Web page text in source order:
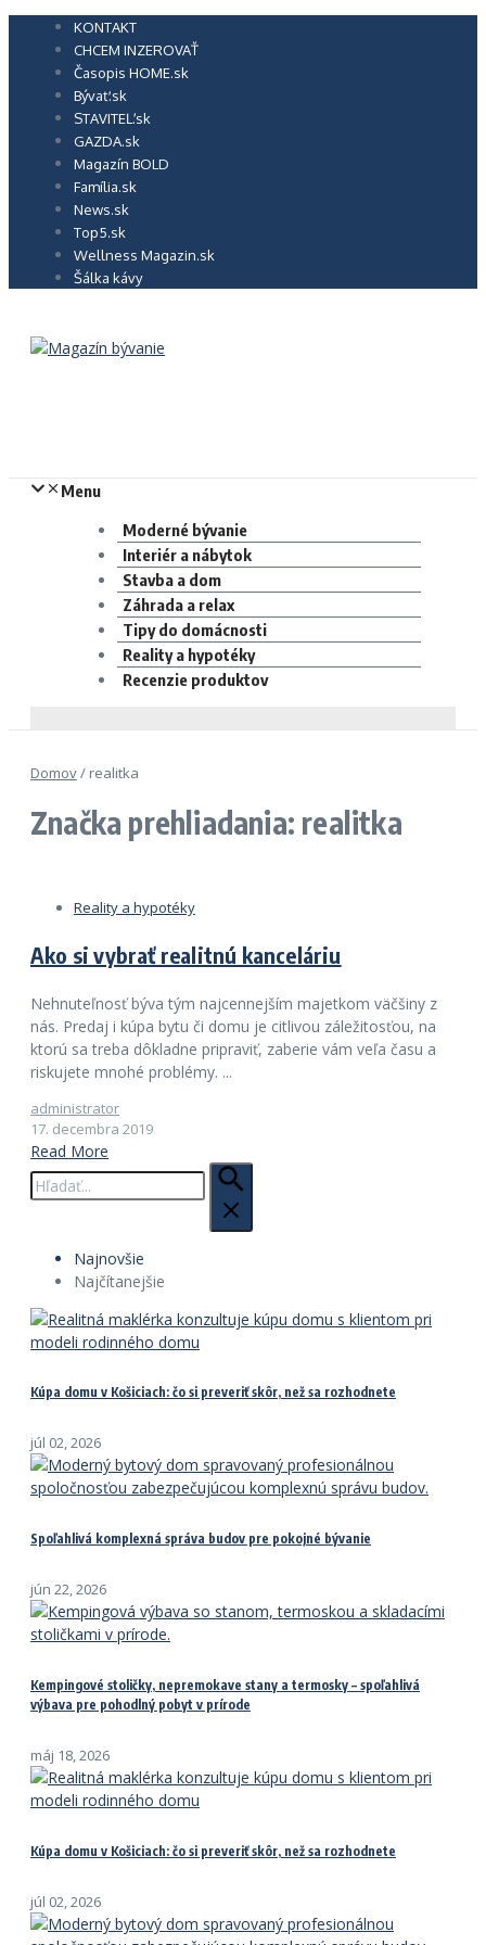
Preskočiť
KONTAKT
CHCEM INZEROVAŤ
Časopis HOME.sk
Bývať.sk
STAVITEĽ.sk
GAZDA.sk
Magazín BOLD
Família.sk
News.sk
Top5.sk
Wellness Magazin.sk
Šálka kávy
Menu
Moderné bývanie
Interiér a nábytok
Stavba a dom
Záhrada a relax
Tipy do domácnosti
Reality a hypotéky
Recenzie produktov
Domov/ realitka
Značka prehliadania: realitka
Reality a hypotéky
Ako si vybrať realitnú kanceláriu
Nehnuteľnosť býva tým najcennejším majetkom väčšiny z
nás. Predaj i kúpa bytu či domu je citlivou záležitosťou, na
ktorú sa treba dôkladne pripraviť, zaberie vám veľa času a
riskujete mnohé problémy. ...
administrator
17. decembra 2019
Read More
Hľadať:
Najnovšie
Najčítanejšie
Kúpa domu v Košiciach: čo si preveriť skôr, než sa rozhodnete
júl 02, 2026
Spoľahlivá komplexná správa budov pre pokojné bývanie
jún 22, 2026
Kempingové stoličky, nepremokave stany a termosky – spoľahlivá
výbava pre pohodlný pobyt v prírode
máj 18, 2026
Kúpa domu v Košiciach: čo si preveriť skôr, než sa rozhodnete
júl 02, 2026